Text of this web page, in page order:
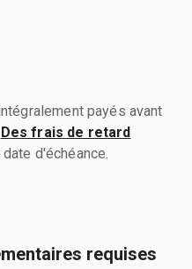
payés avant
Des frais de retard
d'échéance.
requises